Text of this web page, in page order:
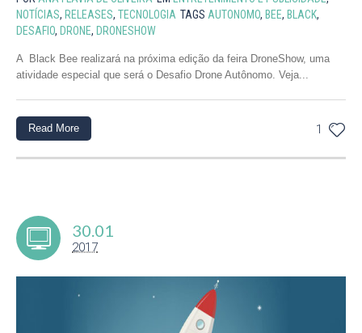
NOTÍCIAS, RELEASES, TECNOLOGIA TAGS AUTONOMO, BEE, BLACK,
DESAFIO, DRONE, DRONESHOW
A Black Bee realizará na próxima edição da feira DroneShow, uma
atividade especial que será o Desafio Drone Autônomo. Veja...
1
Read More
30.01
2017